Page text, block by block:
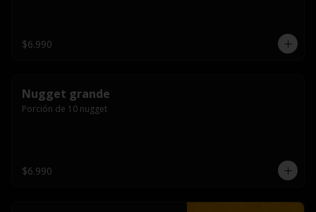
$6.990
Nugget grande
Porción de 10 nugget
$6.990